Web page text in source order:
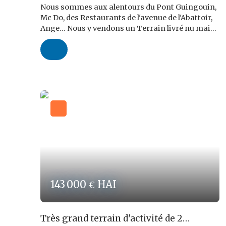
Nous sommes aux alentours du Pont Guingouin,
Mc Do, des Restaurants de l'avenue de l'Abattoir,
Ange... Nous y vendons un Terrain livré nu mais
clôturé, d'une superficie de 1. 003 m² classé en
UE1, donc constructible pour des Locaux
destinés à du Service (sans accueil de Clientèle), à
traversants. Présence d'un "Arbre Remarquable"
sur la parcelle vendue. Nous cédons ce terrain
pour 115. 080,00 € FAI, incluant nos Honoraires
Réf ROPERT IMMO : 3793/CBB87
143 000€HAI
Très grand terrain d'activité de 2